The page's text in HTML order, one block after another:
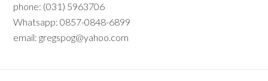
phone: (031) 5963706
Whatsapp: 0857-0848-6899
email: gregspog@yahoo.com